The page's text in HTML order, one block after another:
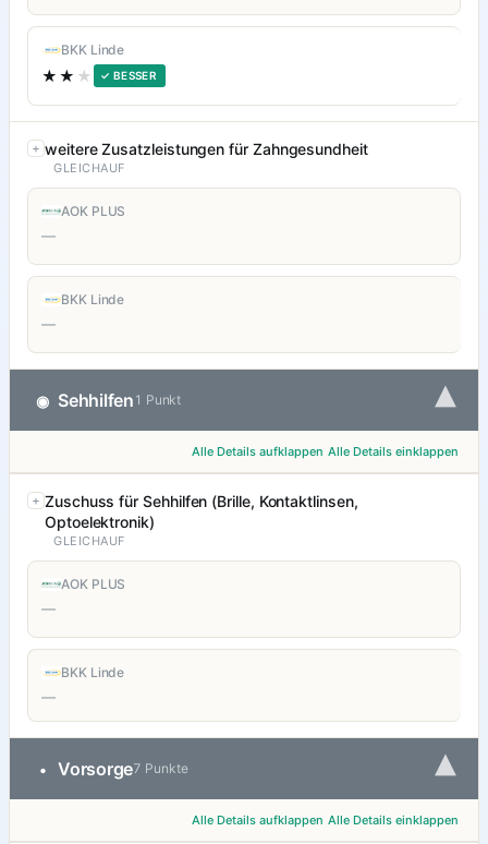
BKK Linde
★★ ★ ✓ BESSER
weitere Zusatzleistungen für Zahngesundheit
GLEICHAUF
AOK PLUS
—
BKK Linde
—
◉ Sehhilfen 1 Punkt ▾
Alle Details aufklappen Alle Details einklappen
Zuschuss für Sehhilfen (Brille, Kontaktlinsen,
Optoelektronik)
GLEICHAUF
AOK PLUS
—
BKK Linde
—
• Vorsorge7 Punkte ▾
Alle Details aufklappen Alle Details einklappen